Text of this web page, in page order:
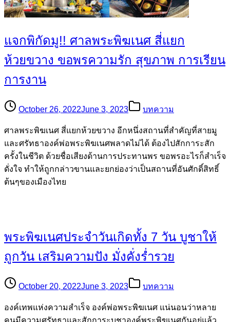
แจกพิกัดมู!! ศาลพระพิฆเนศ สี่แยก
ห้วยขวาง ขอพรความรัก สุขภาพ การเรียน
การงาน
October 26, 2022June 3, 2023 บทความ
ศาลพระพิฆเนศ สี่แยกห้วยขวาง อีกหนึ่งสถานที่สำคัญที่สายมู
และศรัทธาองค์พ่อพระพิฆเนศพลาดไม่ได้ ต้องไปสักการะสัก
ครั้งในชีวิต ด้วยชื่อเสียงด้านการประทานพร ขอพรอะไรก็สำเร็จ
ดั่งใจ ทำให้ถูกกล่าวขานและยกย่องว่าเป็นสถานที่อันศักดิ์สิทธิ์
ต้นๆของเมืองไทย
พระพิฆเนศประจำวันเกิดทั้ง 7 วัน บูชาให้
ถูกวัน เสริมความปัง มั่งคั่งร่ำรวย
October 20, 2022June 3, 2023 บทความ
องค์เทพแห่งความสำเร็จ องค์พ่อพระพิฆเนศ แน่นอนว่าหลาย